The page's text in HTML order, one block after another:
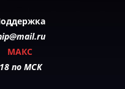
МАКС
по МСК